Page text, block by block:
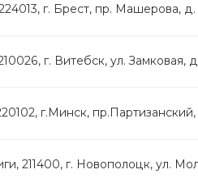
г. Брест, пр. Машерова, д.
г. Витебск, ул. Замковая,
г.Минск, пр.Партизанский,
211400, г. Новополоцк, ул.